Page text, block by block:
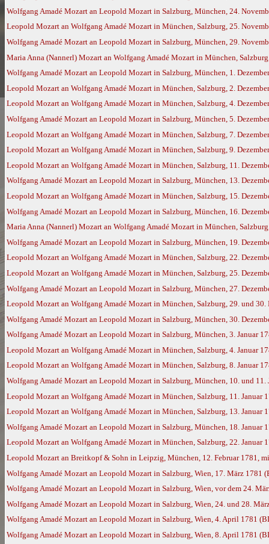
Wolfgang Amadé Mozart an Leopold Mozart in Salzburg, München, 24.
Leopold Mozart an Wolfgang Amadé Mozart in München, Salzburg, 25.
Wolfgang Amadé Mozart an Leopold Mozart in Salzburg, München, 29.
Maria Anna (Nannerl) Mozart an Wolfgang Amadé Mozart in München,
Wolfgang Amadé Mozart an Leopold Mozart in Salzburg, München, 1.
Leopold Mozart an Wolfgang Amadé Mozart in München, Salzburg, 2.
Leopold Mozart an Wolfgang Amadé Mozart in München, Salzburg, 4.
Wolfgang Amadé Mozart an Leopold Mozart in Salzburg, München, 5.
Leopold Mozart an Wolfgang Amadé Mozart in München, Salzburg, 7.
Leopold Mozart an Wolfgang Amadé Mozart in München, Salzburg, 9.
Leopold Mozart an Wolfgang Amadé Mozart in München, Salzburg, 11.
Wolfgang Amadé Mozart an Leopold Mozart in Salzburg, München, 13.
Leopold Mozart an Wolfgang Amadé Mozart in München, Salzburg, 15.
Wolfgang Amadé Mozart an Leopold Mozart in Salzburg, München, 16.
Maria Anna (Nannerl) Mozart an Wolfgang Amadé Mozart in München,
Wolfgang Amadé Mozart an Leopold Mozart in Salzburg, München, 19.
Leopold Mozart an Wolfgang Amadé Mozart in München, Salzburg, 22.
Leopold Mozart an Wolfgang Amadé Mozart in München, Salzburg, 25.
Wolfgang Amadé Mozart an Leopold Mozart in Salzburg, München, 27.
Leopold Mozart an Wolfgang Amadé Mozart in München, Salzburg, 29. und
Wolfgang Amadé Mozart an Leopold Mozart in Salzburg, München, 30.
Wolfgang Amadé Mozart an Leopold Mozart in Salzburg, München, 3. Januar
Leopold Mozart an Wolfgang Amadé Mozart in München, Salzburg, 4. Januar
Leopold Mozart an Wolfgang Amadé Mozart in München, Salzburg, 8. Januar
Wolfgang Amadé Mozart an Leopold Mozart in Salzburg, München, 10. und 11.
Leopold Mozart an Wolfgang Amadé Mozart in München, Salzburg, 11. Januar
Leopold Mozart an Wolfgang Amadé Mozart in München, Salzburg, 13. Januar
Wolfgang Amadé Mozart an Leopold Mozart in Salzburg, München, 18. Januar
Leopold Mozart an Wolfgang Amadé Mozart in München, Salzburg, 22. Januar
Leopold Mozart an Breitkopf & Sohn in Leipzig, München, 12. Februar 1781,
Wolfgang Amadé Mozart an Leopold Mozart in Salzburg, Wien, 17. März 1781
Wolfgang Amadé Mozart an Leopold Mozart in Salzburg, Wien, vor dem 24.
Wolfgang Amadé Mozart an Leopold Mozart in Salzburg, Wien, 24. und 28.
Wolfgang Amadé Mozart an Leopold Mozart in Salzburg, Wien, 4. April 1781
Wolfgang Amadé Mozart an Leopold Mozart in Salzburg, Wien, 8. April 1781